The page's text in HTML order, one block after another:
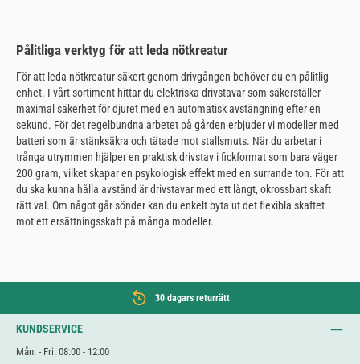
Pålitliga verktyg för att leda nötkreatur
För att leda nötkreatur säkert genom drivgången behöver du en pålitlig
enhet. I vårt sortiment hittar du elektriska drivstavar som säkerställer
maximal säkerhet för djuret med en automatisk avstängning efter en
sekund. För det regelbundna arbetet på gården erbjuder vi modeller med
batteri som är stänksäkra och tätade mot stallsmuts. När du arbetar i
trånga utrymmen hjälper en praktisk drivstav i fickformat som bara väger
200 gram, vilket skapar en psykologisk effekt med en surrande ton. För att
du ska kunna hålla avstånd är drivstavar med ett långt, okrossbart skaft
rätt val. Om något går sönder kan du enkelt byta ut det flexibla skaftet
mot ett ersättningsskaft på många modeller.
30 dagars returrätt
KUNDSERVICE
Mån. - Fri. 08:00 - 12:00